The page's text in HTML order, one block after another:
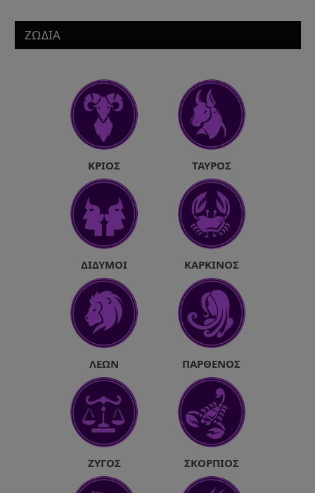
ΖΩΔΙΑ
ΚΡΙΌΣ ΤΑΎΡΟΣ
ΔΊΔΥΜΟΙ ΚΑΡΚΊΝΟΣ
ΛΈΩΝ ΠΑΡΘΈΝΟΣ
ΖΥΓΌΣ ΣΚΟΡΠΙΌΣ